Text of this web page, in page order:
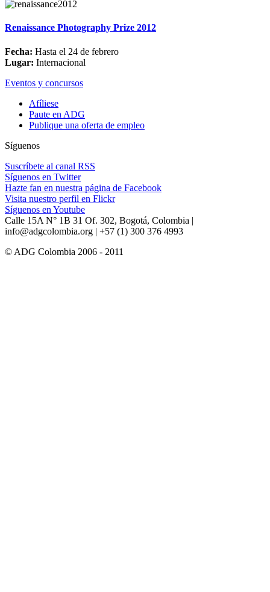
Renaissance Photography Prize 2012
Fecha: Hasta el 24 de febrero
Lugar: Internacional
Eventos y concursos
Afíliese
Paute en ADG
Publique una oferta de empleo
Síguenos
Suscríbete al canal RSS
Síguenos en Twitter
Hazte fan en nuestra página de Facebook
Visita nuestro perfil en Flickr
Síguenos en Youtube
Calle 15A N° 1B 31 Of. 302, Bogotá, Colombia |
info@adgcolombia.org | +57 (1) 300 376 4993
© ADG Colombia 2006 - 2011